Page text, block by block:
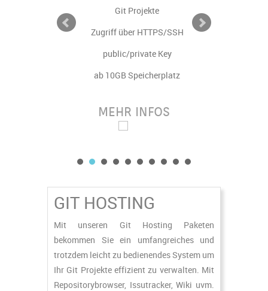
Git Projekte
Zugriff über HTTPS/SSH
public/private Key
ab 10GB Speicherplatz
MEHR INFOS
GIT HOSTING
Mit unseren Git Hosting Paketen
bekommen Sie ein umfangreiches und
trotzdem leicht zu bedienendes System um
Ihr Git Projekte effizient zu verwalten. Mit
Repositorybrowser, Issutracker, Wiki uvm.